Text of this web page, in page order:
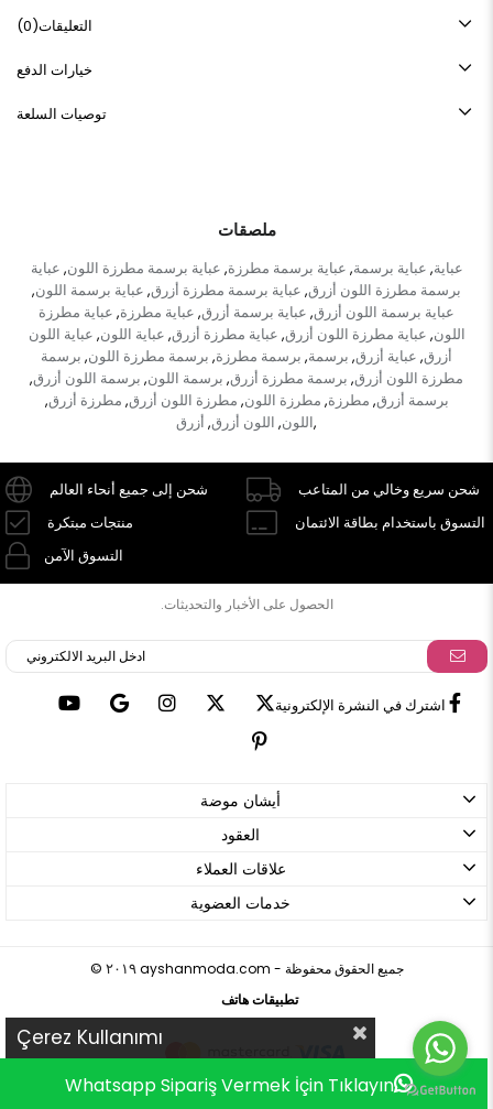
Whatsapp Sipariş Vermek İçin Tıklayın
التعليقات(0)
خيارات الدفع
توصيات السلعة
ملصقات
عباية, عباية برسمة, عباية برسمة مطرزة, عباية برسمة مطرزة اللون, عباية
برسمة مطرزة اللون أزرق, عباية برسمة مطرزة أزرق, عباية برسمة اللون,
عباية برسمة اللون أزرق, عباية برسمة أزرق, عباية مطرزة, عباية مطرزة
اللون, عباية مطرزة اللون أزرق, عباية مطرزة أزرق, عباية اللون, عباية اللون
أزرق, عباية أزرق, برسمة, برسمة مطرزة, برسمة مطرزة اللون, برسمة
مطرزة اللون أزرق, برسمة مطرزة أزرق, برسمة اللون, برسمة اللون أزرق,
برسمة أزرق, مطرزة, مطرزة اللون, مطرزة اللون أزرق, مطرزة أزرق,
اللون, اللون أزرق, أزرق ,
شحن إلى جميع أنحاء العالم
شحن سريع وخالي من المتاعب
منتجات مبتكرة
التسوق باستخدام بطاقة الائتمان
التسوق الآمن
الحصول على الأخبار والتحديثات.
اشترك في النشرة الإلكترونية
أيشان موضة
العقود
علاقات العملاء
خدمات العضوية
© ٢٠١٩
ayshanmoda.com - جميع الحقوق محفوظة
تطبيقات هاتف
Çerez Kullanımı